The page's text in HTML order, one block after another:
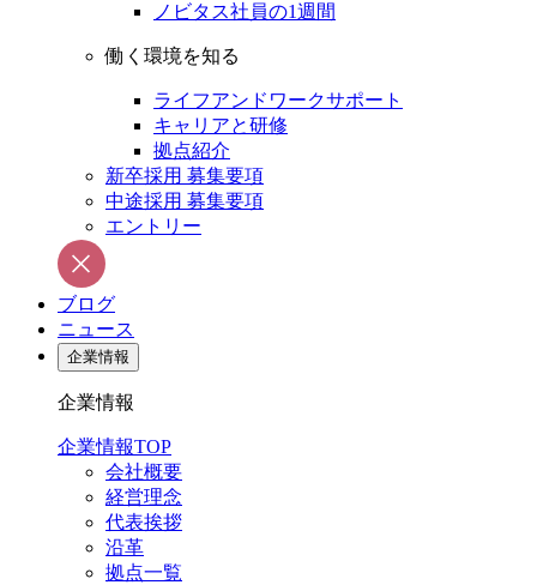
ノビタス社員の1週間
働く環境を知る
ライフアンドワークサポート
キャリアと研修
拠点紹介
新卒採用 募集要項
中途採用 募集要項
エントリー
ブログ
ニュース
企業情報
企業情報
企業情報TOP
会社概要
経営理念
代表挨拶
沿革
拠点一覧